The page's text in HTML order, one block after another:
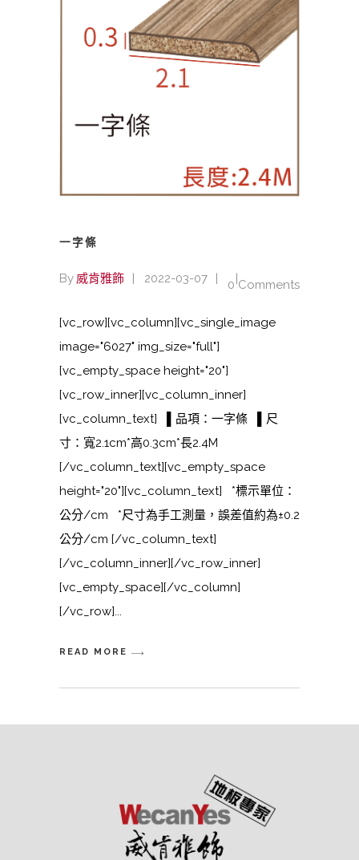
一字條
By 威肯雅飾 2022-03-07 0 Comments
[vc_row][vc_column][vc_single_image
image="6027" img_size="full"]
[vc_empty_space height="20"]
[vc_row_inner][vc_column_inner]
[vc_column_text] ▌品項：一字條 ▌尺
寸：寬2.1cm*高0.3cm*長2.4M
[/vc_column_text][vc_empty_space
height="20"][vc_column_text] *標示單位：
公分/cm *尺寸為手工測量，誤差值約為±0.2
公分/cm [/vc_column_text]
[/vc_column_inner][/vc_row_inner]
[vc_empty_space][/vc_column]
[/vc_row]
READ MORE